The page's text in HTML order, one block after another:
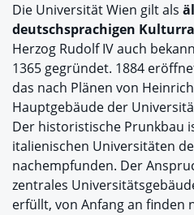
Die Universität Wien gilt als
deutschsprachigen
Herzog Rudolf IV auch
1365 gegründet. 1884
das nach Plänen von
Hauptgebäude der
Der historistische Prunkbau
italienischen Universitäten
nachempfunden. Der
zentrales
erfüllt, von Anfang an finden